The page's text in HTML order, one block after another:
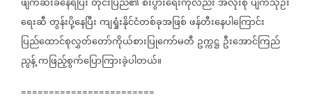
ရေးဆီတွန်းပို့နေပြီးကျရှုံးနိုင်ငံတစ်ခုအဖြစ်ဖန်တီးနေပါကြောင်း
ပြည်ထောင်စုလွှတ်တော်ကိုယ်စားပြုကော်မတီ ဥက္ကဋ္ဌ ဦးအောင်ကြည်
ညွန့်ကဖြည့်စွက်ပြောကြားခဲ့ပါတယ်။
========================